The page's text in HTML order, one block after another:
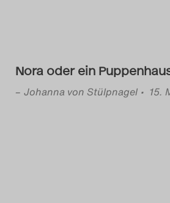
Nora oder ein
– Johanna von Stülpnagel • 15.